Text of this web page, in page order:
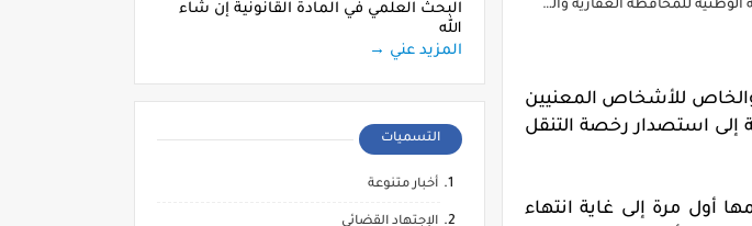
للأشخاص المعنيين
إلى استصدار رخصة التنقل
أول مرة إلى غاية انتهاء
البحث العلمي في المادة القانونية إن شاء
الله
المزيد عني →
التسميات
أخبار متنوعة
الإجتهاد القضائي